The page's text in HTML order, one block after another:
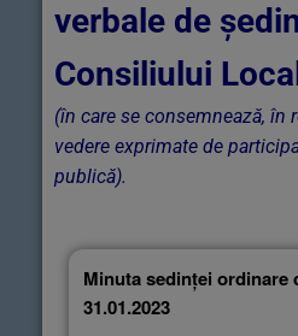
verbale de
Consiliului Local
(în care se consemnează, în
vedere exprimate de
publică).
Minuta sedinței ordinare
31.01.2023